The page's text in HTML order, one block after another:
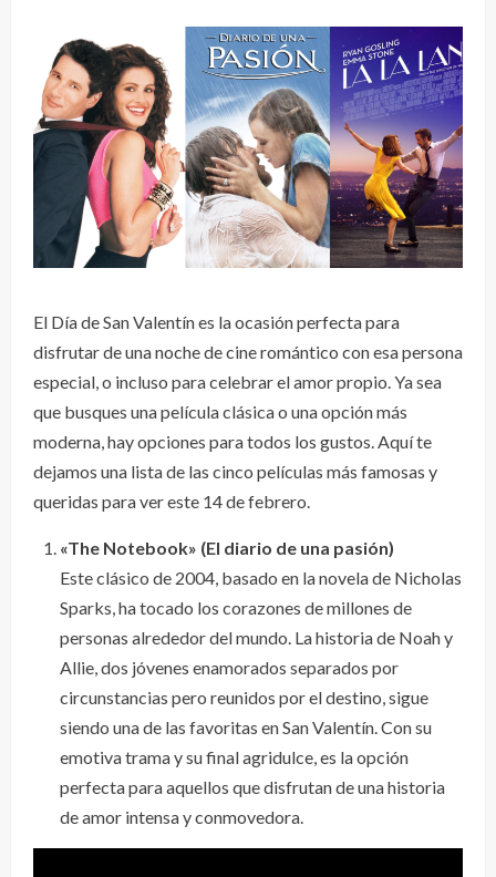
El Día de San Valentín es la ocasión perfecta para
disfrutar de una noche de cine romántico con esa persona
especial, o incluso para celebrar el amor propio. Ya sea
que busques una película clásica o una opción más
moderna, hay opciones para todos los gustos. Aquí te
dejamos una lista de las cinco películas más famosas y
queridas para ver este 14 de febrero.
«The Notebook» (El diario de una pasión)
Este clásico de 2004, basado en la novela de Nicholas
Sparks, ha tocado los corazones de millones de
personas alrededor del mundo. La historia de Noah y
Allie, dos jóvenes enamorados separados por
circunstancias pero reunidos por el destino, sigue
siendo una de las favoritas en San Valentín. Con su
emotiva trama y su final agridulce, es la opción
perfecta para aquellos que disfrutan de una historia
de amor intensa y conmovedora.